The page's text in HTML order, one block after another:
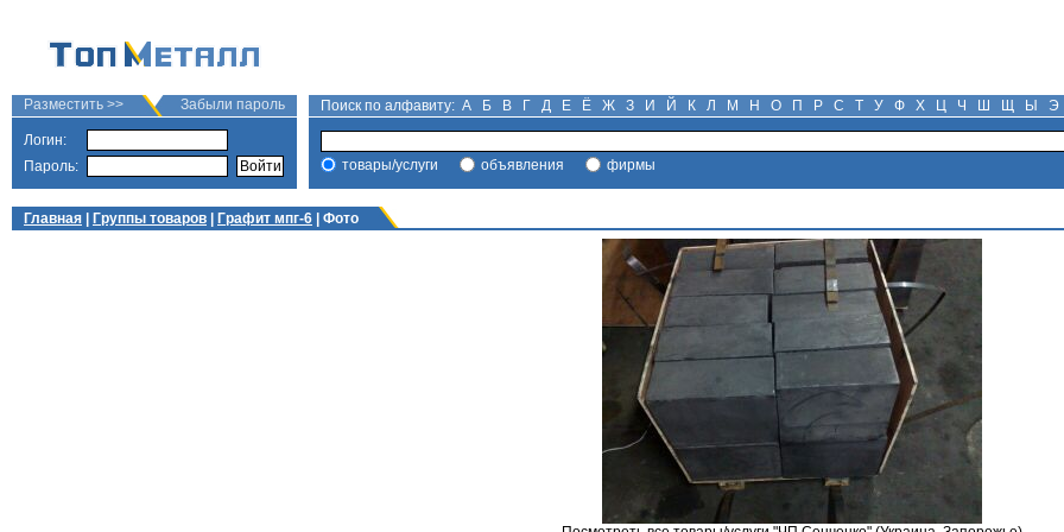
Разместить >> Забыли пароль
Логин:
Пароль:
Поиск по алфавиту: А Б В Г Д Е Ё Ж З И Й К Л М Н О П Р С Т У Ф Х Ц Ч Ш Щ Ы Э
товары/услуги объявления фирмы
Главная Группы товаров Графит мпг-6 | Фото